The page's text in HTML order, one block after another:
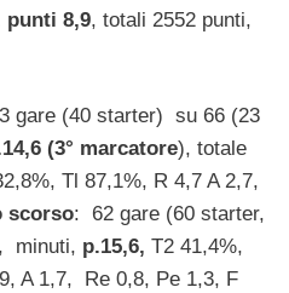
punti 8,9, totali 2552 punti,
gare (40 starter) su 66 (23
(3° marcatore), totale
Tl 87,1%, R 4,7 A 2,7,
scorso: 62 gare (60 starter,
minuti, p.15,6, T2 41,4%,
A 1,7, Re 0,8, Pe 1,3, F